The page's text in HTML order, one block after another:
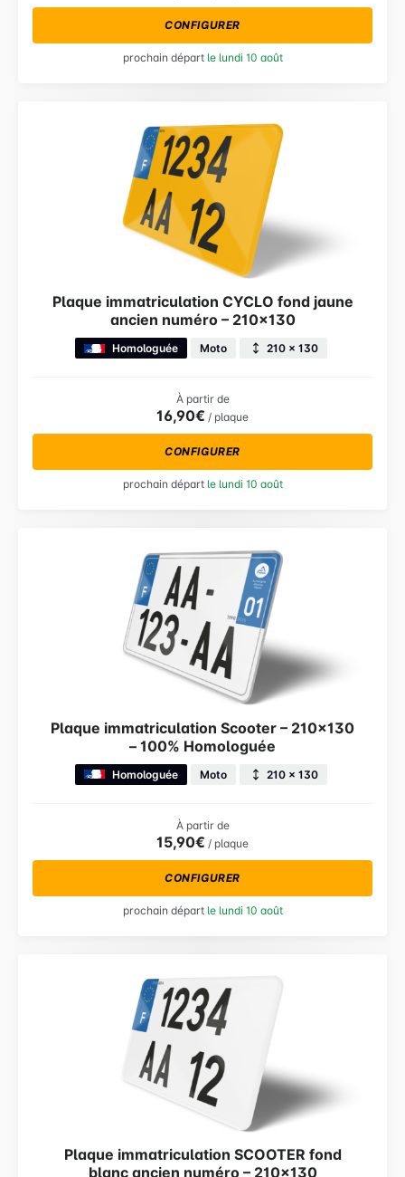
CONFIGURER
prochain départ le lundi 10 août
Plaque immatriculation CYCLO fond jaune
ancien numéro – 210×130
Homologuée Moto 210 × 130
À partir de
16,90€ / plaque
CONFIGURER
prochain départ le lundi 10 août
Plaque immatriculation Scooter – 210×130
– 100% Homologuée
Homologuée Moto 210 × 130
À partir de
15,90€ / plaque
CONFIGURER
prochain départ le lundi 10 août
Plaque immatriculation SCOOTER fond
blanc ancien numéro – 210×130